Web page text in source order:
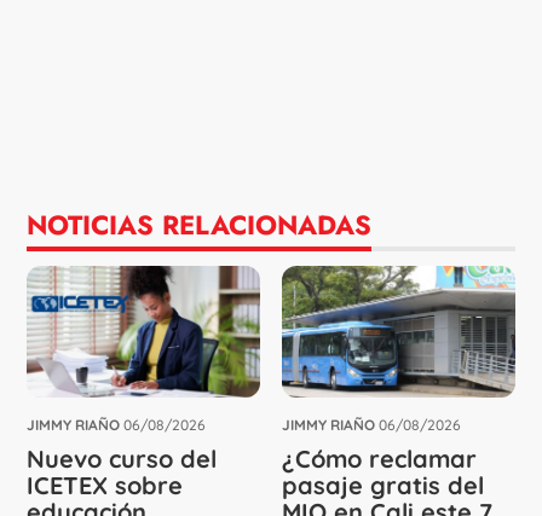
NOTICIAS RELACIONADAS
JIMMY RIAÑO 06/08/2026
Nuevo curso del
ICETEX sobre
JIMMY RIAÑO 06/08/2026
¿Cómo reclamar
pasaje gratis del